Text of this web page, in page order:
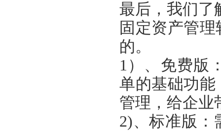
最后，我们了
固定资产管理
的。
1 ）、 免费版
单的基础功能
管理，给企业
2)、标准版 ：